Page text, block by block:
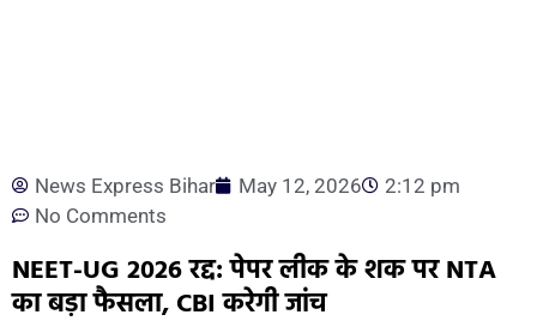
News Express Bihar May 12, 2026
2:12 pm
No Comments
NEET-UG 2026 रद्द: पेपर लीक के शक पर NTA
का बड़ा फैसला, CBI करेगी जांच